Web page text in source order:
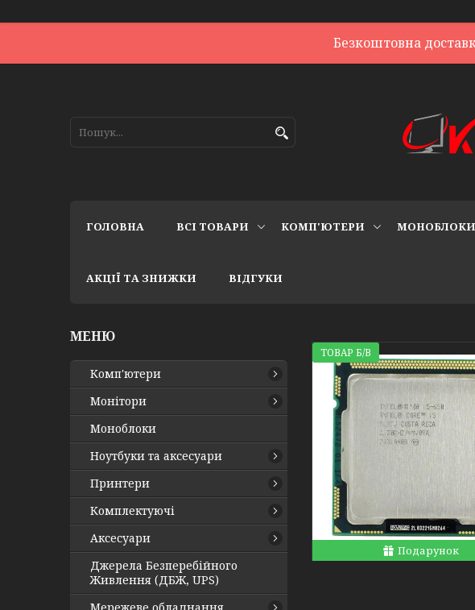
Безкоштовна
ГОЛОВНА ВСІ ТОВАРИ КОМП'ЮТЕРИ МОНОБЛОКИ
АКЦІЇ ТА ЗНИЖКИ ВІДГУКИ
Подарунок
ТОВАР Б/В
Комп'ютери
Монітори
Моноблоки
Ноутбуки та аксесуари
Принтери
Комплектуючі
Аксесуари
Джерела Безперебійного
Живлення (ДБЖ, UPS)